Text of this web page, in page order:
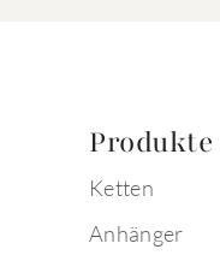
Produkte
Ketten
Anhänger